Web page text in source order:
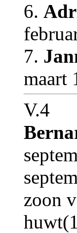
6.
7.
maart
V.4
zoon